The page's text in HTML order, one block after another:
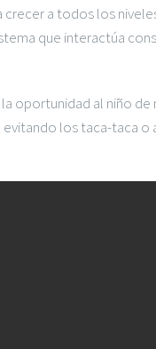
a todos los
que interactúa
oportunidad al niño
los taca-taca o